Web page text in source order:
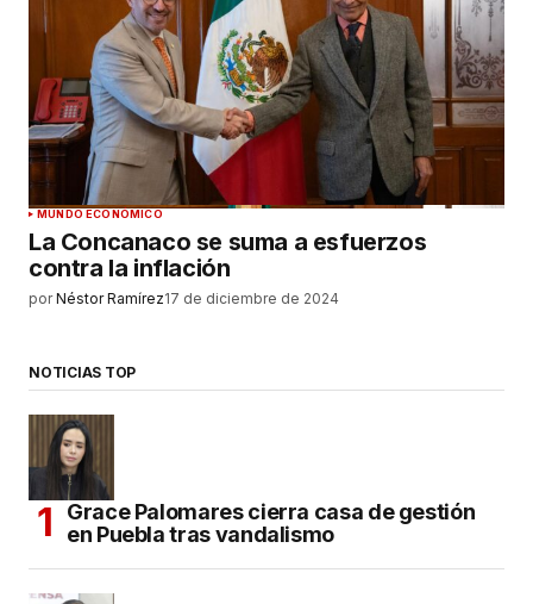
MUNDO ECONÓMICO
La Concanaco se suma a esfuerzos
contra la inflación
por Néstor Ramírez17 de diciembre de 2024
NOTICIAS TOP
Grace Palomares cierra casa de gestión
en Puebla tras vandalismo